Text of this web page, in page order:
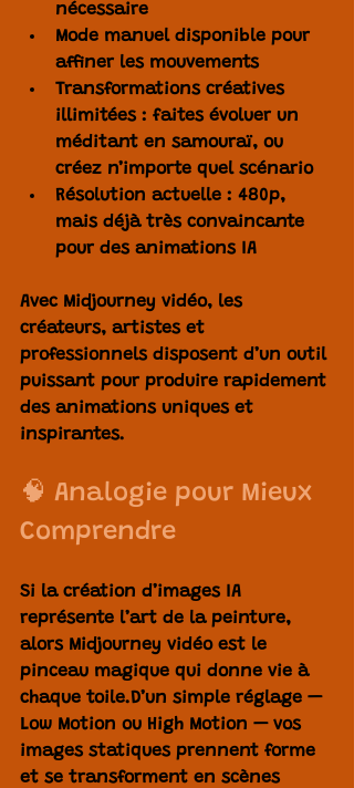
nécessaire
Mode manuel disponible pour
affiner les mouvements
Transformations créatives
illimitées : faites évoluer un
méditant en samouraï, ou
créez n’importe quel scénario
Résolution actuelle : 480p,
mais déjà très convaincante
pour des animations IA
Avec Midjourney vidéo, les
créateurs, artistes et
professionnels disposent d’un outil
puissant pour produire rapidement
des animations uniques et
inspirantes.
🧠 Analogie pour Mieux
Comprendre
Si la création d’images IA
représente l’art de la peinture,
alors Midjourney vidéo est le
pinceau magique qui donne vie à
chaque toile.D’un simple réglage —
Low Motion ou High Motion — vos
images statiques prennent forme
et se transforment en scènes